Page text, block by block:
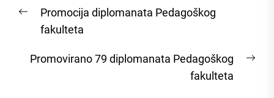
navigation
Previous
post:
Promocija diplomanata Pedagoškog
fakulteta
Promovirano 79 diplomanata Pedagoškog
fakulteta